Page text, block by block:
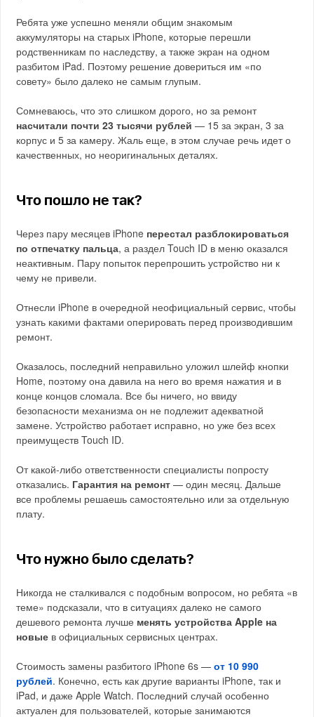
Ребята уже успешно меняли общим знакомым
аккумуляторы на старых iPhone, которые перешли
родственникам по наследству, а также экран на одном
разбитом iPad. Поэтому решение довериться им «по
совету» было далеко не самым глупым.
Сомневаюсь, что это слишком дорого, но за ремонт
насчитали почти 23 тысячи рублей — 15 за экран, 3 за
корпус и 5 за камеру. Жаль еще, в этом случае речь идет о
качественных, но неоригинальных деталях.
Что пошло не так?
Через пару месяцев iPhone перестал разблокироваться
по отпечатку пальца, а раздел Touch ID в меню оказался
неактивным. Пару попыток перепрошить устройство ни к
чему не привели.
Отнесли iPhone в очередной неофициальный сервис, чтобы
узнать какими фактами оперировать перед производившим
ремонт.
Оказалось, последний неправильно уложил шлейф кнопки
Home, поэтому она давила на него во время нажатия и в
конце концов сломала. Все бы ничего, но ввиду
безопасности механизма он не подлежит адекватной
замене. Устройство работает исправно, но уже без всех
преимуществ Touch ID.
От какой-либо ответственности специалисты попросту
отказались. Гарантия на ремонт — один месяц. Дальше
все проблемы решаешь самостоятельно или за отдельную
плату.
Что нужно было сделать?
Никогда не сталкивался с подобным вопросом, но ребята «в
теме» подсказали, что в ситуациях далеко не самого
дешевого ремонта лучше менять устройства Apple на
новые в официальных сервисных центрах.
Стоимость замены разбитого iPhone 6s —от 10 990
рублей. Конечно, есть как другие варианты iPhone, так и
iPad, и даже Apple Watch. Последний случай особенно
актуален для пользователей, которые занимаются